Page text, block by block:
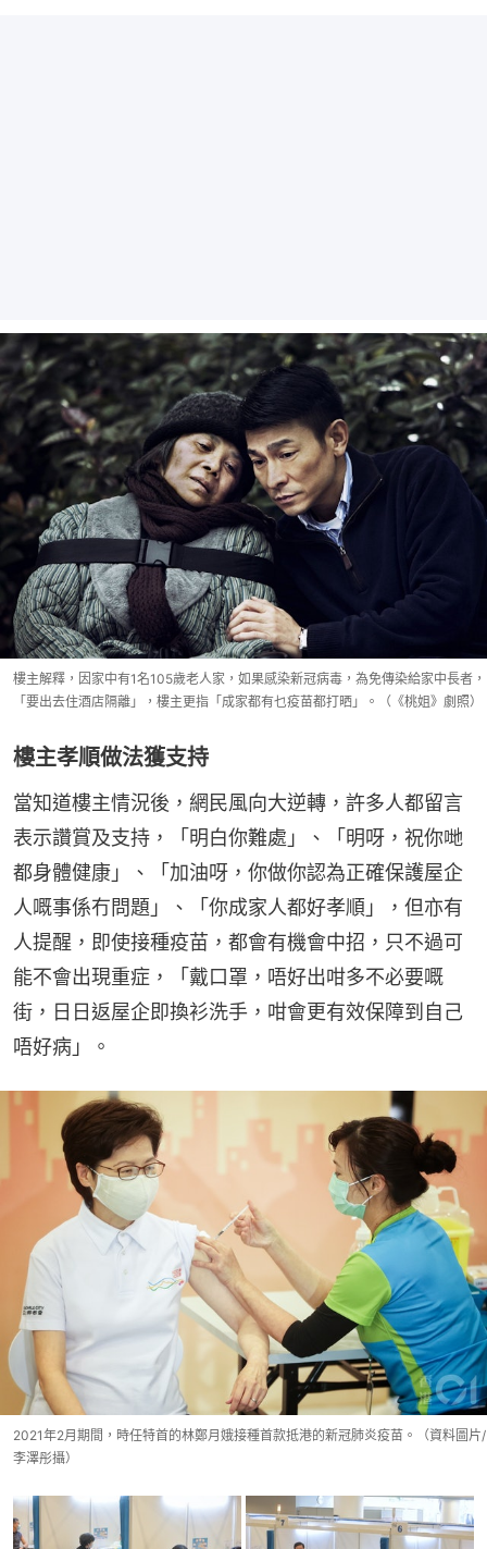
樓主解釋，因家中有1名105歲老人家，如果感染新冠病毒，為免傳染給家中長者，
「要出去住酒店隔離」，樓主更指「成家都有乜疫苗都打晒」。（《桃姐》劇照）
樓主孝順做法獲支持
當知道樓主情況後，網民風向大逆轉，許多人都留言
表示讚賞及支持，「明白你難處」、「明呀，祝你哋
都身體健康」、「加油呀，你做你認為正確保護屋企
人嘅事係冇問題」、「你成家人都好孝順」，但亦有
人提醒，即使接種疫苗，都會有機會中招，只不過可
能不會出現重症，「戴口罩，唔好出咁多不必要嘅
街，日日返屋企即換衫洗手，咁會更有效保障到自己
唔好病」。
2021年2月期間，時任特首的林鄭月娥接種首款抵港的新冠肺炎疫苗。（資料圖片/
李澤彤攝）